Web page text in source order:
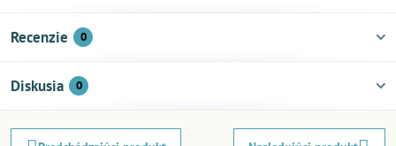
Recenzie 0
Diskusia 0